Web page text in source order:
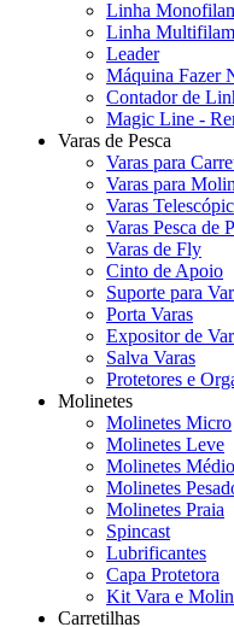
Linha
Linha
Leader
Máquina Fazer
Contador de
Magic Line -
Varas de Pesca
Varas para
Varas para
Varas
Varas Pesca de
Varas de Fly
Cinto de Apoio
Suporte para
Porta Varas
Expositor de
Salva Varas
Protetores e
Molinetes
Molinetes Micro
Molinetes Leve
Molinetes Médio
Molinetes
Molinetes Praia
Spincast
Lubrificantes
Capa Protetora
Kit Vara e
Carretilhas